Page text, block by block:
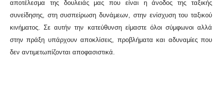
αποτέλεσμα της δουλειάς μας που είναι η άνοδος της ταξικής
συνείδησης, στη συσπείρωση δυνάμεων, στην ενίσχυση του ταξικού
κινήματος. Σε αυτήν την κατεύθυνση είμαστε όλοι σύμφωνοι αλλά
στην πράξη υπάρχουν αποκλίσεις, προβλήματα και αδυναμίες που
δεν αντιμετωπίζονται αποφασιστικά.